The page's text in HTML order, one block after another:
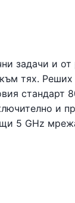
задачи и от
към тях.
стандарт
и
5 GHz